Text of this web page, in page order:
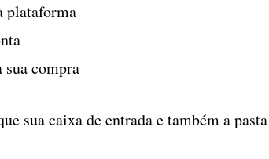
plataforma
sua compra
sua caixa de entrada e também a